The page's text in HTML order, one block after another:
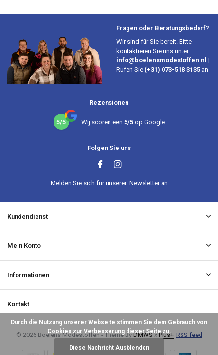
Fragen oder Beratungsbedarf?
Wir sind für Sie bereit. Bitte
kontaktieren Sie uns unter
info@boelensmodestoffen.nl |
Rufen Sie (+31) 073-518 3135 an
Rezensionen
5/5 Wij scoren een 5/5op Google
Folgen Sie uns
Melden Sie sich für unseren Newsletter an
Kundendienst
Mein Konto
Informationen
Kontakt
© 2026 Boelens Modestoffen - Theme ByDMWSxPlus+ RSS feed
Durch die Nutzung unserer Webseite stimmen Sie dem Gebrauch von
Cookies zur Verbesserung dieser Seite zu.
Diese Nachricht Ausblenden